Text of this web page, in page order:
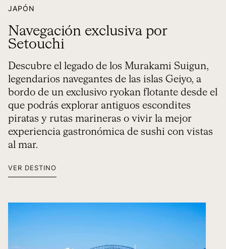
JAPÓN
Navegación exclusiva por
Setouchi
Descubre el legado de los Murakami Suigun,
legendarios navegantes de las islas Geiyo, a
bordo de un exclusivo ryokan flotante desde el
que podrás explorar antiguos escondites
piratas y rutas marineras o vivir la mejor
experiencia gastronómica de sushi con vistas
al mar.
VER DESTINO